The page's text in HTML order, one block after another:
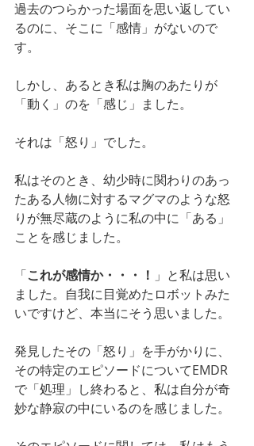
過去のつらかった場面を思い返してい
るのに、そこに「感情」がないので
す。
しかし、あるとき私は胸のあたりが
「動く」のを「感じ」ました。
それは「怒り」でした。
私はそのとき、幼少時に関わりのあっ
たある人物に対するマグマのような怒
りが無尽蔵のように私の中に「ある」
ことを感じました。
「これが感情か・・・！ 」と私は思い
ました。自我に目覚めたロボットみた
いですけど、本当にそう思いました。
発見したその「怒り」を手がかりに、
その特定のエピソードについてEMDR
で「処理」し終わると、私は自分が奇
妙な静寂の中にいるのを感じました。